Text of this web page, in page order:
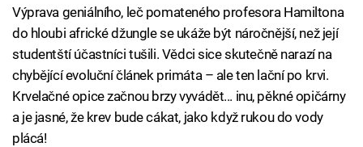
Výprava geniálního, leč pomateného profesora Hamiltona
do hloubi africké džungle se ukáže být náročnější, než její
studentští účastníci tušili. Vědci sice skutečně narazí na
chybějící evoluční článek primáta – ale ten lační po krvi.
Krvelačné opice začnou brzy vyvádět... inu, pěkné opičárny
a je jasné, že krev bude cákat, jako když rukou do vody
plácá!